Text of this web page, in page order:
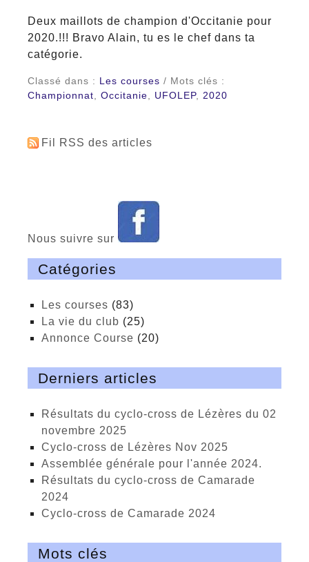
Deux maillots de champion d'Occitanie pour
2020.!!! Bravo Alain, tu es le chef dans ta
catégorie.
Classé dans : Les courses / Mots clés :
Championnat
Occitanie UFOLEP, 2020
Fil RSS des articles
Nous suivre sur
Catégories
Les courses (83)
La vie du club (25)
Annonce Course (20)
Derniers articles
Résultats du cyclo-cross de Lézères du 02
novembre 2025
cyclo-cross de Lézères Nov 2025
Assemblée générale pour l'année 2024.
Résultats du cyclo-cross de Camarade
2024
Cyclo-cross de Camarade 2024
Mots clés